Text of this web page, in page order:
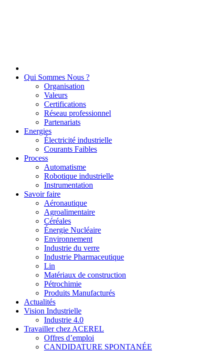
Qui Sommes Nous ?
Organisation
Valeurs
Certifications
Réseau professionnel
Partenariats
Energies
Électricité industrielle
Courants Faibles
Process
Automatisme
Robotique industrielle
Instrumentation
Savoir faire
Aéronautique
Agroalimentaire
Céréales
Énergie Nucléaire
Environnement
Industrie du verre
Industrie Pharmaceutique
Lin
Matériaux de construction
Pétrochimie
Produits Manufacturés
Actualités
Vision Industrielle
Industrie 4.0
Travailler chez ACEREL
Offres d’emploi
CANDIDATURE SPONTANÉE